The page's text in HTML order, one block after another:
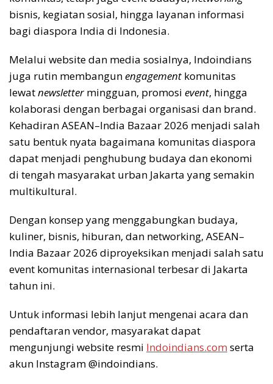
bisnis, kegiatan sosial, hingga layanan informasi
bagi diaspora India di Indonesia.
Melalui website dan media sosialnya, Indoindians
juga rutin membangunengagement komunitas
lewatnewslettermingguan, promosi event, hingga
kolaborasi dengan berbagai organisasi dan brand.
Kehadiran ASEAN–India Bazaar 2026 menjadi salah
satu bentuk nyata bagaimana komunitas diaspora
dapat menjadi penghubung budaya dan ekonomi
di tengah masyarakat urban Jakarta yang semakin
multikultural.
Dengan konsep yang menggabungkan budaya,
kuliner, bisnis, hiburan, dan networking, ASEAN–
India Bazaar 2026 diproyeksikan menjadi salah satu
event komunitas internasional terbesar di Jakarta
tahun ini.
Untuk informasi lebih lanjut mengenai acara dan
pendaftaran vendor, masyarakat dapat
mengunjungi website resmi Indoindians.com serta
akun Instagram @indoindians.